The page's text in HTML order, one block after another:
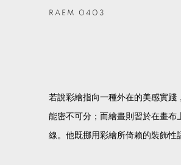
RAEM 0403
若說彩繪指向一種外在的美感實踐
能密不可分；而繪畫則習於在畫布
線。他既挪用彩繪所倚賴的裝飾性